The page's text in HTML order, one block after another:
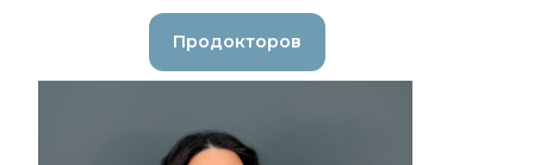
Продокторов